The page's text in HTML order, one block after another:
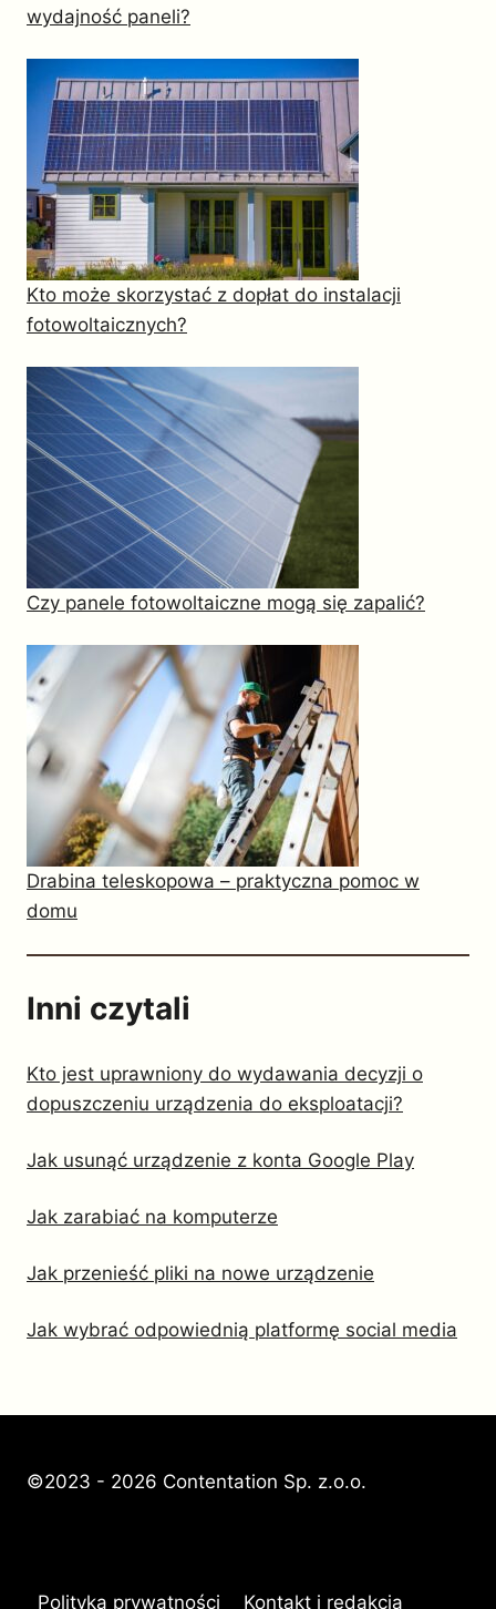
wydajność paneli?
Kto może skorzystać z dopłat do instalacji
fotowoltaicznych?
Czy panele fotowoltaiczne mogą się zapalić?
Drabina teleskopowa – praktyczna pomoc w
domu
Inni czytali
Kto jest uprawniony do wydawania decyzji o
dopuszczeniu urządzenia do eksploatacji?
Jak usunąć urządzenie z konta Google Play
Jak zarabiać na komputerze
Jak przenieść pliki na nowe urządzenie
Jak wybrać odpowiednią platformę social media
©2023 - 2026 Contentation Sp. z.o.o.
Polityka prywatności Kontakt i redakcja